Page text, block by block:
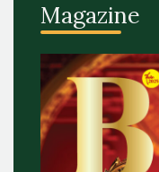
Magazine